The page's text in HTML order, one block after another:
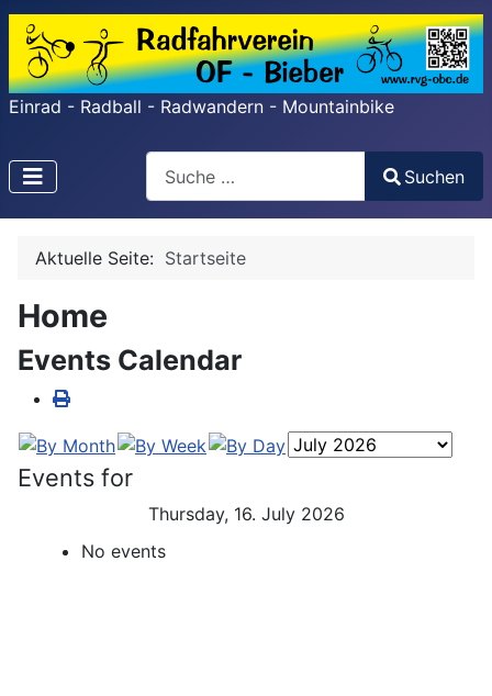
Einrad - Radball - Radwandern - Mountainbike
Search
Type 2 or more characters for results.
Suchen
Aktuelle Seite: Startseite
Home
Events Calendar
Events for
Thursday, 16. July 2026
No events